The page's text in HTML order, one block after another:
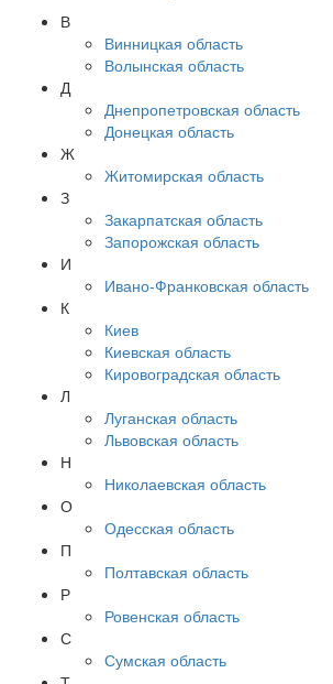
В
Винницкая область
Волынская область
Д
Днепропетровская область
Донецкая область
Ж
Житомирская область
З
Закарпатская область
Запорожская область
И
Ивано-Франковская область
К
Киев
Киевская область
Кировоградская область
Л
Луганская область
Львовская область
Н
Николаевская область
О
Одесская область
П
Полтавская область
Р
Ровенская область
С
Сумская область